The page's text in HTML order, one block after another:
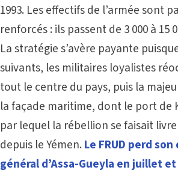
1993. Les effectifs de l’armée sont
renforcés : ils passent de 3 000 à 15
La stratégie s’avère payante
suivants, les militaires loyalistes
tout le centre du pays, puis la
la façade maritime, dont le port de
par lequel la rébellion se faisait
depuis le Yémen. Le FRUD perd
général d’Assa-Gueyla en juillet